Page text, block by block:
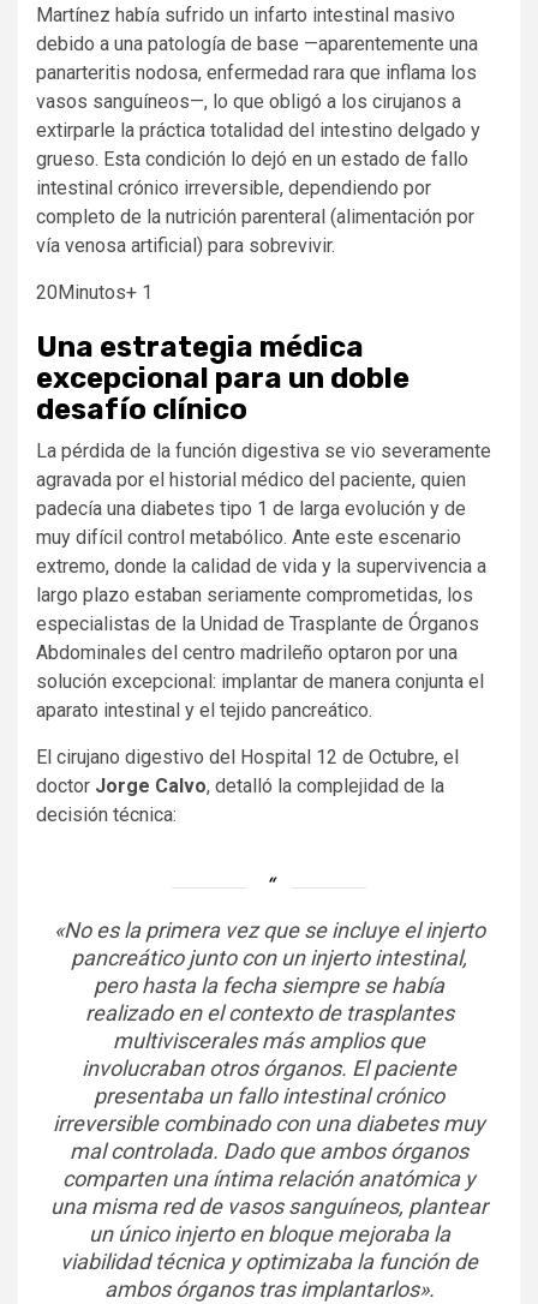
Martínez había sufrido un infarto intestinal masivo
debido a una patología de base —aparentemente una
panarteritis nodosa, enfermedad rara que inflama los
vasos sanguíneos—, lo que obligó a los cirujanos a
extirparle la práctica totalidad del intestino delgado y
grueso. Esta condición lo dejó en un estado de fallo
intestinal crónico irreversible, dependiendo por
completo de la nutrición parenteral (alimentación por
vía venosa artificial) para sobrevivir.
20Minutos+ 1
Una estrategia médica
excepcional para un doble
desafío clínico
La pérdida de la función digestiva se vio severamente
agravada por el historial médico del paciente, quien
padecía una diabetes tipo 1 de larga evolución y de
muy difícil control metabólico. Ante este escenario
extremo, donde la calidad de vida y la supervivencia a
largo plazo estaban seriamente comprometidas, los
especialistas de la Unidad de Trasplante de Órganos
Abdominales del centro madrileño optaron por una
solución excepcional: implantar de manera conjunta el
aparato intestinal y el tejido pancreático.
El cirujano digestivo del Hospital 12 de Octubre, el
doctor Jorge Calvo, detalló la complejidad de la
decisión técnica:
«No es la primera vez que se incluye el injerto
pancreático junto con un injerto intestinal,
pero hasta la fecha siempre se había
realizado en el contexto de trasplantes
multiviscerales más amplios que
involucraban otros órganos. El paciente
presentaba un fallo intestinal crónico
irreversible combinado con una diabetes muy
mal controlada. Dado que ambos órganos
comparten una íntima relación anatómica y
una misma red de vasos sanguíneos, plantear
un único injerto en bloque mejoraba la
viabilidad técnica y optimizaba la función de
ambos órganos tras implantarlos».